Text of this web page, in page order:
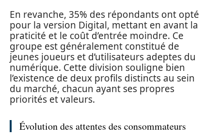
En revanche, 35% des répondants ont opté
pour la version Digital, mettant en avant la
praticité et le coût d’entrée moindre. Ce
groupe est généralement constitué de
jeunes joueurs et d’utilisateurs adeptes du
numérique. Cette division souligne bien
l’existence de deux profils distincts au sein
du marché, chacun ayant ses propres
priorités et valeurs.
Évolution des attentes des consommateurs